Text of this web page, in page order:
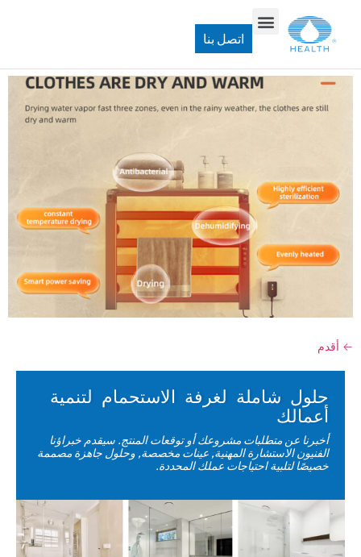
اتصل بنا
فئة المنتجات:
R325 سكة مناشف ساخنة
← أقدم
حلول شاملة لغرفة الاستحمام لتنمية
أعمالك
أخبرنا عن متطلبات مشروعك أو توقعات المنتج. سيقدم خبراؤنا
الفنيون الاستشارة المهنية, عينات مخصصة, وحلول جاهزة مصممة
خصيصًا لتلبية احتياجات عملك المحددة.